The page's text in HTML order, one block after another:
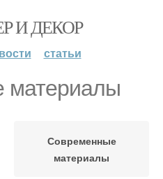
И ДЕКОР
статьи
материалы
Современные
материалы